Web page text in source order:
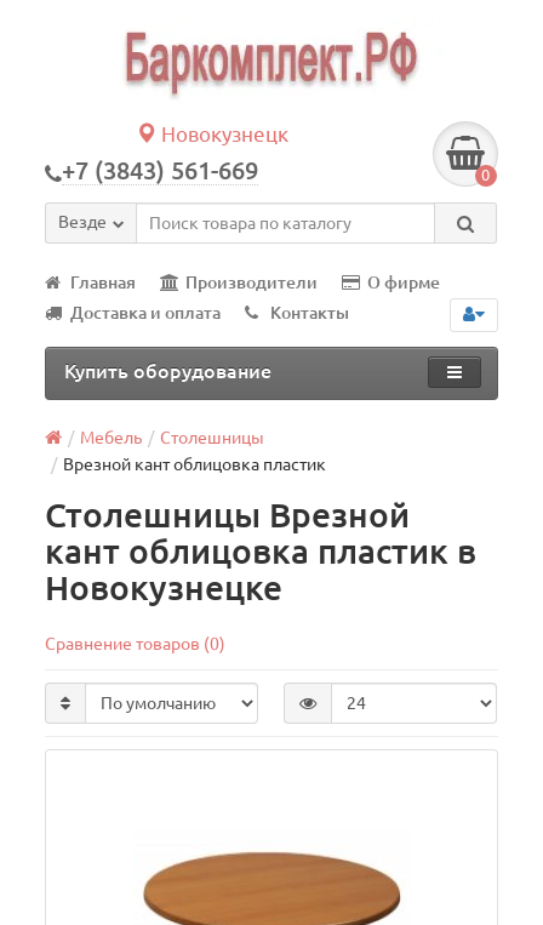
Новокузнецк
+7 (3843) 561-669 0
Везде
Главная Производители
О фирме
Доставка и оплата
Контакты
Купить оборудование
Мебель
Столешницы
Врезной кант облицовка пластик
Столешницы Врезной
кант облицовка пластик в
Новокузнецке
Сравнение товаров (0)